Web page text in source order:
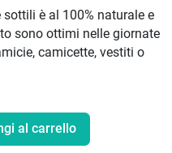
è al 100% naturale e
sono ottimi nelle giornate
camicette, vestiti o
al carrello